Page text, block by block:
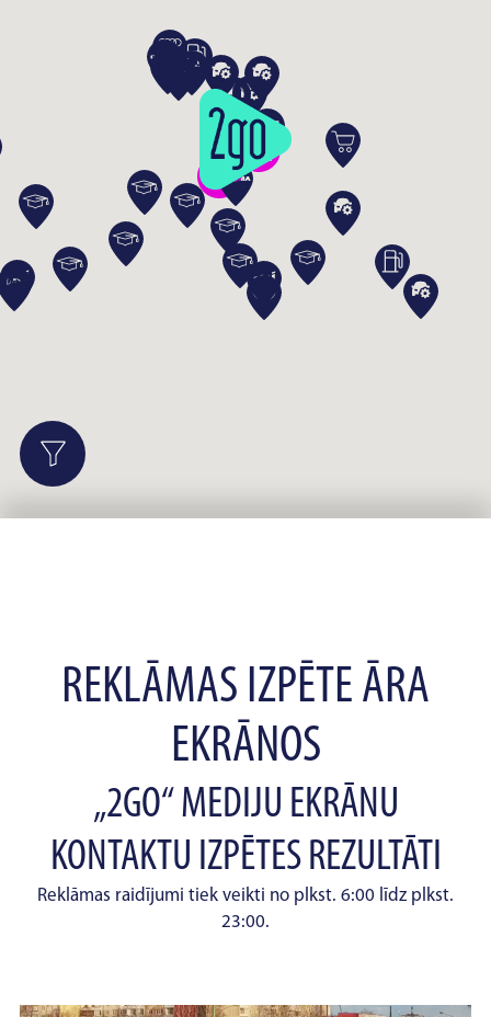
REKLĀMAS IZPĒTE ĀRA
EKRĀNOS
„2GO“ MEDIJU EKRĀNU
KONTAKTU IZPĒTES REZULTĀTI
Reklāmas raidījumi tiek veikti no plkst. 6:00 līdz plkst.
23:00.